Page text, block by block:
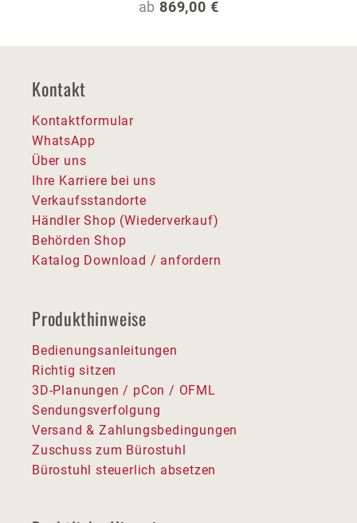
Regulärer Preis:
ab 869,00 €
Kontakt
Kontaktformular
WhatsApp
Über uns
Ihre Karriere bei uns
Verkaufsstandorte
Händler Shop (Wiederverkauf)
Behörden Shop
Katalog Download / anfordern
Produkthinweise
Bedienungsanleitungen
Richtig sitzen
3D-Planungen / pCon / OFML
Sendungsverfolgung
Versand & Zahlungsbedingungen
Zuschuss zum Bürostuhl
Bürostuhl steuerlich absetzen